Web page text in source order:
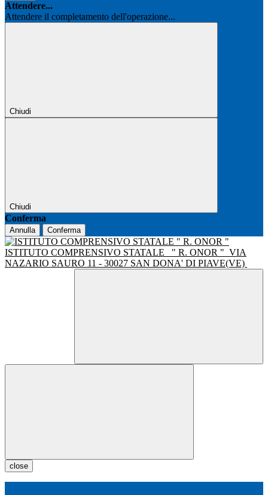
Attendere...
Attendere il completamento dell'operazione...
Chiudi
Chiudi
Conferma
Annulla Conferma
ISTITUTO COMPRENSIVO STATALE " R. ONOR " VIA
NAZARIO SAURO 11 - 30027 SAN DONA' DI PIAVE(VE)
close